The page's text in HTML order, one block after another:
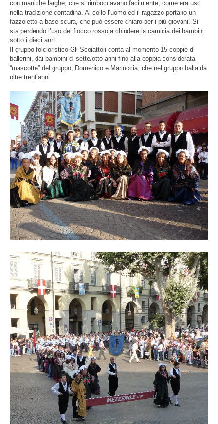
con maniche larghe, che si rimboccavano facilmente, come era uso
nella tradizione contadina. Al collo l’uomo ed il ragazzo portano un
fazzoletto a base scura, che può essere chiaro per i più giovani. Si
sta perdendo l’uso del fiocco rosso a chiudere la camicia dei bambini
sotto i dieci anni.
Il gruppo folcloristico Gli Scoiattoli conta al momento 15 coppie di
ballerini, dai bambini di sette/otto anni fino alla coppia considerata
“mascotte” del gruppo, Domenico e Mariuccia, che nel gruppo balla da
oltre trent’anni.